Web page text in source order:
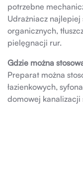
potrzebne
Udrażniacz
organicznych,
pielęgnacji rur.
Gdzie można
Preparat można
łazienkowych,
domowej kanalizacji